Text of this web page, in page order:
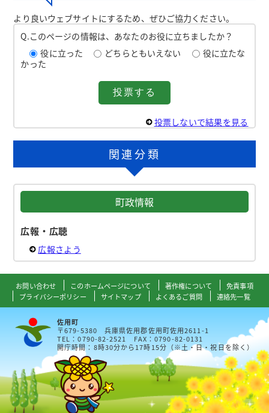
より良いウェブサイトにするため、ぜひご協力ください。
Q.このページの情報は、あなたのお役に立ちましたか？
役に立った
どちらともいえない
役に立たな
かった
投票しないで結果を見る
関連分類
町政情報
広報・広聴
広報さよう
お問い合わせ このホームページについて 著作権について
免責事項
プライバシーポリシー
サイトマップ よくあるご質問 連絡先一覧
佐用町
〒679-5380 兵庫県佐用郡佐用町佐用2611-1
TEL：0790-82-2521 FAX：0790-82-0131
開庁時間：8時30分から17時15分（※土・日・祝日を除く）